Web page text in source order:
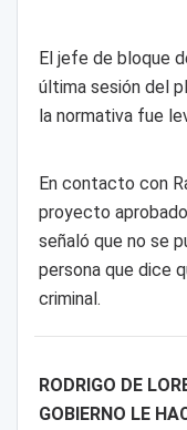
El jefe de bloque
última sesión del
la normativa fue
En contacto con
proyecto
señaló que no se
persona que dice
criminal.
RODRIGO DE
GOBIERNO LE